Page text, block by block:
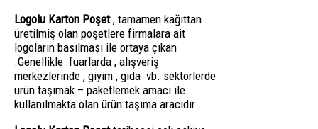
Logolu Karton Poşet, tamamen kağıttan
üretilmiş olan poşetlere firmalara ait
logoların basılması ile ortaya çıkan
.Genellikle fuarlarda , alışveriş
merkezlerinde , giyim , gıda vb. sektörlerde
ürün taşımak – paketlemek amacı ile
kullanılmakta olan ürün taşıma aracıdır .